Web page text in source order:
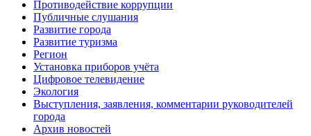
Противодействие коррупции
Публичные слушания
Развитие города
Развитие туризма
Регион
Установка приборов учёта
Цифровое телевидение
Экология
Выступления, заявления, комментарии руководителей
города
Архив новостей